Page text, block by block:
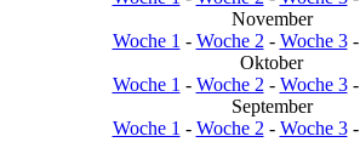
November
Woche 1 - Woche 2 - Woche 3-
Oktober
Woche 1 - Woche 2 - Woche 3-
September
Woche 1 - Woche 2 - Woche 3-